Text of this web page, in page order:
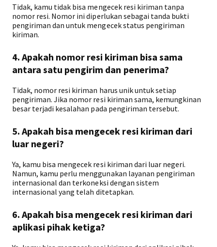
Tidak, kamu tidak bisa mengecek resi kiriman tanpa
nomor resi. Nomor ini diperlukan sebagai tanda bukti
pengiriman dan untuk mengecek status pengiriman
kiriman.
4. Apakah nomor resi kiriman bisa sama
antara satu pengirim dan penerima?
Tidak, nomor resi kiriman harus unik untuk setiap
pengiriman. Jika nomor resi kiriman sama, kemungkinan
besar terjadi kesalahan pada pengiriman tersebut.
5. Apakah bisa mengecek resi kiriman dari
luar negeri?
Ya, kamu bisa mengecek resi kiriman dari luar negeri.
Namun, kamu perlu menggunakan layanan pengiriman
internasional dan terkoneksi dengan sistem
internasional yang telah ditetapkan.
6. Apakah bisa mengecek resi kiriman dari
aplikasi pihak ketiga?